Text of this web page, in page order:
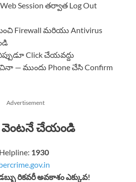
Session తర్వాత Log Out
Firewall మరియు Antivirus
Click చేయవద్దు
— ముందు Phone చేసి Confirm
Advertisement
చేయండి
1930
రికవరీ అవకాశం ఎక్కువ!